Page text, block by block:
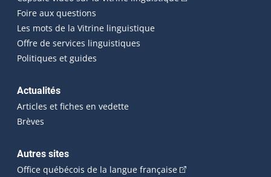
Foire aux questions
Les mots de la Vitrine linguistique
Offre de services linguistiques
Politiques et guides
Actualités
Articles et fiches en vedette
Brèves
Autres sites
Office québécois de la langue française(Cet hyperlien